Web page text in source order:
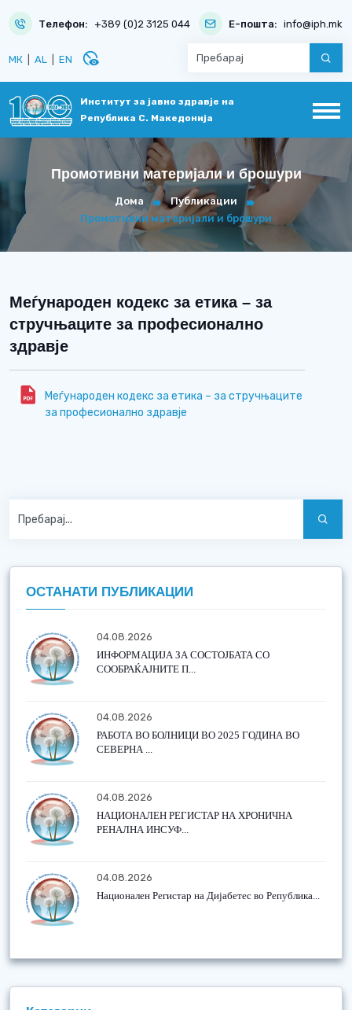
Телефон: +389 (0)2 3125 044 Е-пошта: info@iph.mk
МК AL EN disabled_visible
Институт за јавно здравје на
Република С. Македонија
Промотивни материјали и брошури
Дома
Публикации
Промотивни материјали и брошури
Меѓународен кодекс за етика – за
стручњаците за професионално
здравје
Меѓународен кодекс за етика – за стручњаците
за професионално здравје
ОСТАНАТИ ПУБЛИКАЦИИ
04.08.2026
ИНФОРМАЦИЈА ЗА СОСТОЈБАТА СО
СООБРАЌАЈНИТЕ П...
04.08.2026
РАБОТА ВО БОЛНИЦИ ВО 2025 ГОДИНА ВО
СЕВЕРНА ...
04.08.2026
НАЦИОНАЛЕН РЕГИСТАР НА ХРОНИЧНА
РЕНАЛНА ИНСУФ...
04.08.2026
Национален Регистар на Дијабетес во Република...